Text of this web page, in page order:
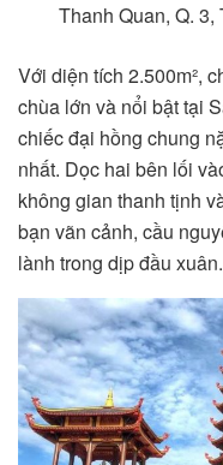
Thanh Quan, Q. 3,
Với diện tích 2.500m²,
chùa lớn và nổi bật tại
chiếc đại hồng chung
nhất. Dọc hai bên lối
không gian thanh tịnh
bạn vãn cảnh, cầu
lành trong dịp đầu xuân.